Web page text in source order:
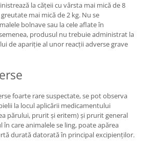
la cățeii cu vârsta mai mică de 8
mai mică de 2 kg. Nu se
bolnave sau la cele aflate în
produsul nu trebuie administrat la
de apariție al unor reacții adverse grave
foarte rare suspectate, se pot observa
la locul aplicării medicamentului
părului, prurit și eritem) și prurit general
în care animalele se ling, poate apărea
durată datorată în principal excipienților.